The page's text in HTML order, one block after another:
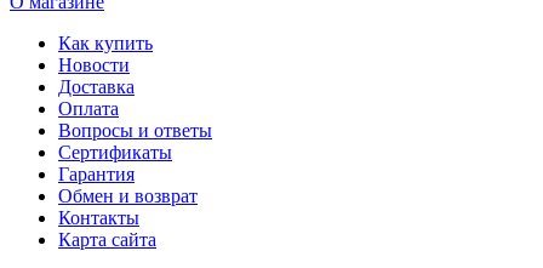
Как купить
Новости
Доставка
Оплата
Вопросы и ответы
Сертификаты
Гарантия
Обмен и возврат
Контакты
Карта сайта